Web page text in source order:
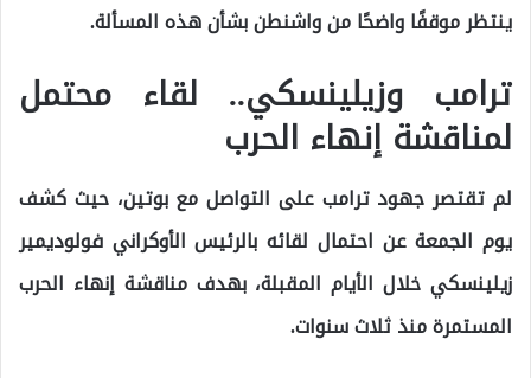
ينتظر موقفًا واضحًا من واشنطن بشأن هذه المسألة.
ترامب وزيلينسكي.. لقاء محتمل
لمناقشة إنهاء الحرب
لم تقتصر جهود ترامب على التواصل مع بوتين، حيث كشف
يوم الجمعة عن احتمال لقائه بالرئيس الأوكراني فولوديمير
زيلينسكي خلال الأيام المقبلة، بهدف مناقشة إنهاء الحرب
المستمرة منذ ثلاث سنوات.